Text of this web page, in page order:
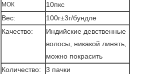
МОК
10пкс
Вес:
100г±3г/бундле
Качество:
Индийские девственные
волосы, никакой линять,
можно покрасить
Количество:
3 пачки